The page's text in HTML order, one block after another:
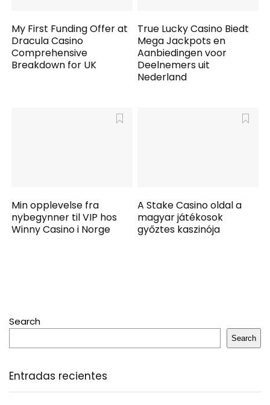
My First Funding Offer at
Dracula Casino
Comprehensive
Breakdown for UK
True Lucky Casino Biedt
Mega Jackpots en
Aanbiedingen voor
Deelnemers uit
Nederland
Min opplevelse fra
nybegynner til VIP hos
Winny Casino i Norge
A Stake Casino oldal a
magyar játékosok
győztes kaszinója
Search
Search
Entradas recientes